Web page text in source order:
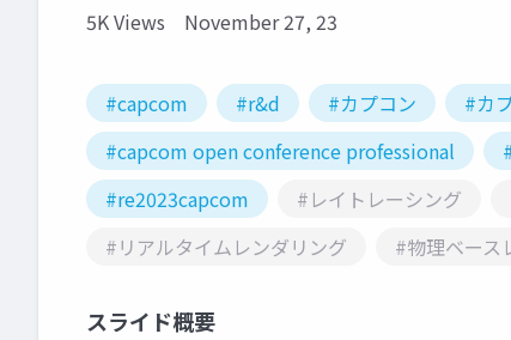
5K Views November 27, 23
#capcom #r&d #カプコン #カ
#capcom open conference professional
#re2023capcom
#レイトレーシング
#リアルタイムレンダリング
#物理ベース
スライド概要